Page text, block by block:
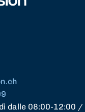
dalle 08:00-12:00 /